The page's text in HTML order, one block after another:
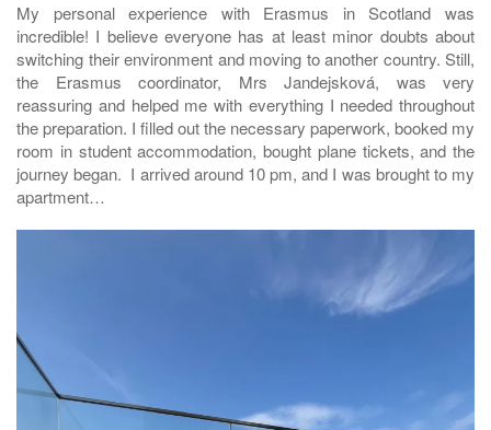
My personal experience with Erasmus in Scotland was
incredible! I believe everyone has at least minor doubts about
switching their environment and moving to another country. Still,
the Erasmus coordinator, Mrs Jandejsková, was very
reassuring and helped me with everything I needed throughout
the preparation. I filled out the necessary paperwork, booked my
room in student accommodation, bought plane tickets, and the
journey began. I arrived around 10 pm, and I was brought to my
apartment…